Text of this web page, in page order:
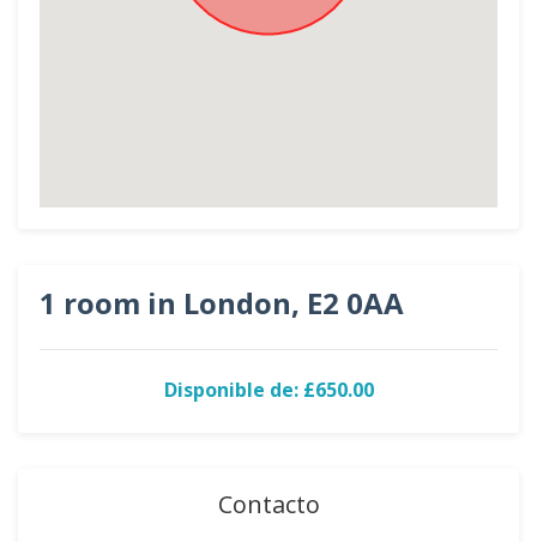
1 room in London, E2 0AA
Disponible de: £650.00
Contacto